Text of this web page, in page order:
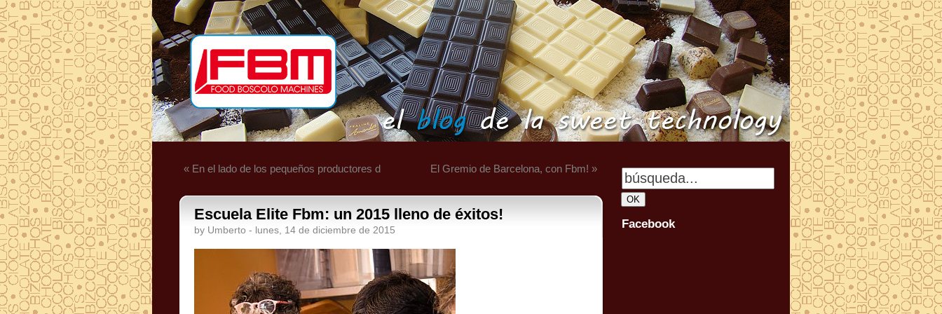
« En el lado de los pequeños productores d El Gremio de Barcelona, con Fbm! »
Escuela Elite Fbm: un 2015 lleno de éxitos!
by Umberto - lunes, 14 de diciembre de 2015 Facebook